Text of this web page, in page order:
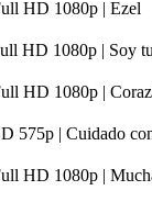
HD 1080p | Ezel
HD 1080p | Soy
HD 1080p |
575p | Cuidado
HD 1080p |